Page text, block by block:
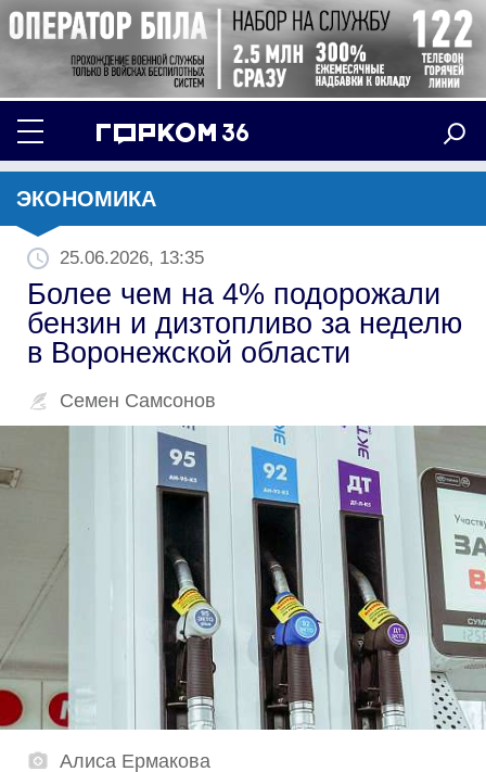
ЭКОНОМИКА
25.06.2026, 13:35
Более чем на 4% подорожали
бензин и дизтопливо за неделю
в Воронежской области
Семен Самсонов
Алиса Ермакова